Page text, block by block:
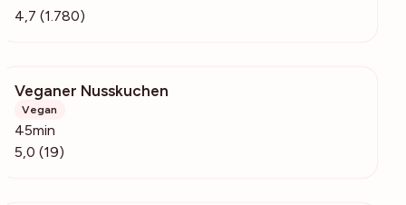
4,7 (1.780)
Veganer Nusskuchen
Vegan
45min
5,0 (19)